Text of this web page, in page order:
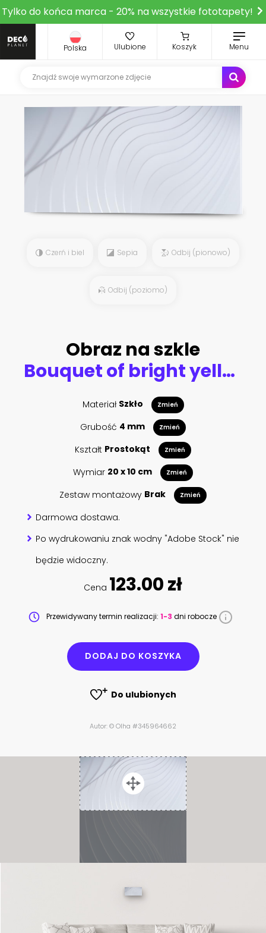
Tylko do końca marca - 20% na wszystkie fototapety!
Polska Ulubione Koszyk Menu
Czerń i biel Sepia Odbij (pionowo)
Odbij (poziomo)
Obraz na szkle
Bouquet of bright yellow dandelion flowers in jar on background of delicate fabric tulle or curtains. Sunny floral still life in provencal or rustic style. Mother day or birthday greeting card design
Materiał Szkło Zmień
Grubość 4 mm Zmień
Kształt Prostokąt Zmień
Wymiar 20 x 10 cm Zmień
Zestaw montażowy Brak Zmień
Darmowa dostawa.
Po wydrukowaniu znak wodny "Adobe Stock" nie
będzie widoczny.
Cena 123.00 zł
Przewidywany termin realizacji: 1-3 dni robocze
DODAJ DO KOSZYKA
Do ulubionych
Autor: © Olha #345964662